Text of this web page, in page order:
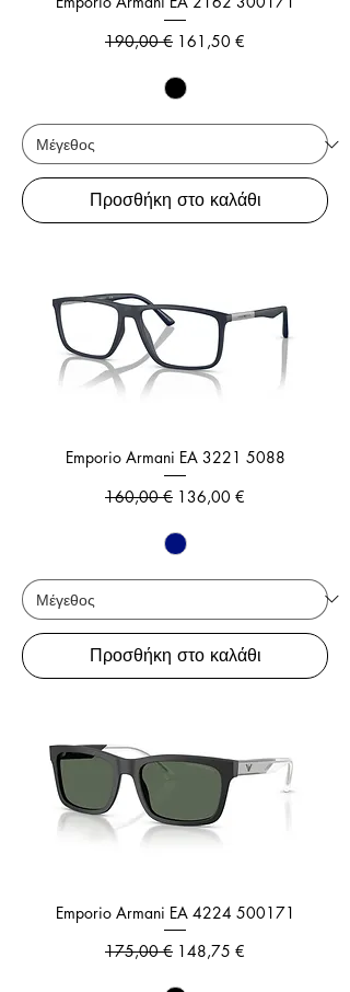
Κανονική τιμή
190,00 € Τιμή Έκπτωσης
161,50 €
Προσθήκη στο καλάθι
Emporio Armani EA 3221 5088
Κανονική τιμή
160,00 € Τιμή Έκπτωσης
136,00 €
Προσθήκη στο καλάθι
Emporio Armani EA 4224 500171
Κανονική τιμή
175,00 € Τιμή Έκπτωσης
148,75 €